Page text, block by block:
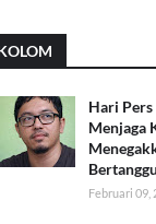
Hari Pers
Menjaga
Februari 09,